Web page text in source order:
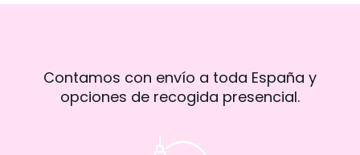
Contamos con envío a toda España y
opciones de recogida presencial.